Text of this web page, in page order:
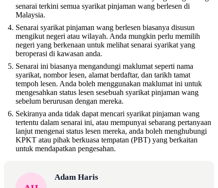
senarai terkini semua syarikat pinjaman wang berlesen di
Malaysia.
Senarai syarikat pinjaman wang berlesen biasanya disusun
mengikut negeri atau wilayah. Anda mungkin perlu memilih
negeri yang berkenaan untuk melihat senarai syarikat yang
beroperasi di kawasan anda.
Senarai ini biasanya mengandungi maklumat seperti nama
syarikat, nombor lesen, alamat berdaftar, dan tarikh tamat
tempoh lesen. Anda boleh menggunakan maklumat ini untuk
mengesahkan status lesen sesebuah syarikat pinjaman wang
sebelum berurusan dengan mereka.
Sekiranya anda tidak dapat mencari syarikat pinjaman wang
tertentu dalam senarai ini, atau mempunyai sebarang pertanyaan
lanjut mengenai status lesen mereka, anda boleh menghubungi
KPKT atau pihak berkuasa tempatan (PBT) yang berkaitan
untuk mendapatkan pengesahan.
Adam Haris